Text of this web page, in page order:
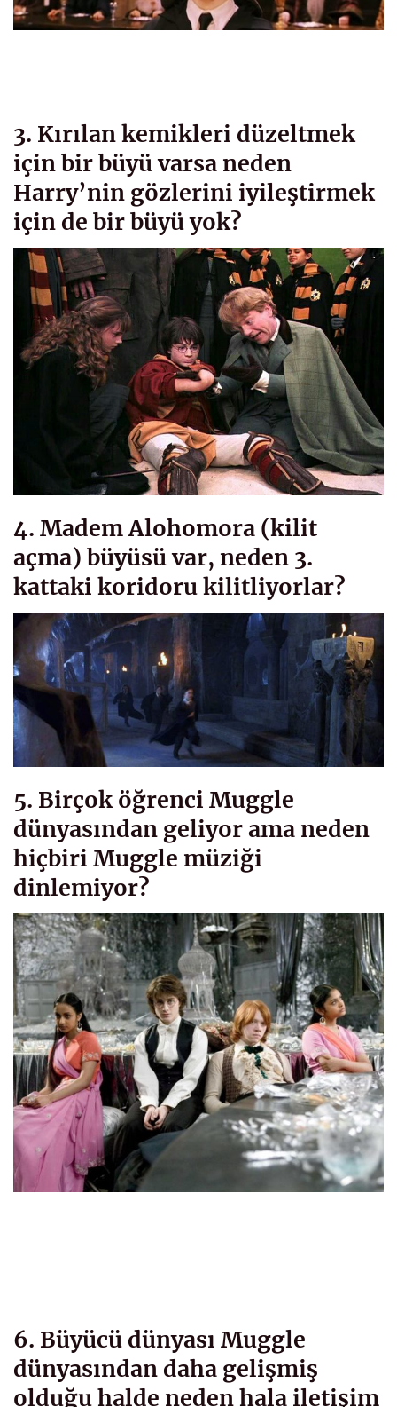
3. Kırılan kemikleri düzeltmek
için bir büyü varsa neden
Harry’nin gözlerini iyileştirmek
için de bir büyü yok?
4. Madem Alohomora (kilit
açma) büyüsü var, neden 3.
kattaki koridoru kilitliyorlar?
5. Birçok öğrenci Muggle
dünyasından geliyor ama neden
hiçbiri Muggle müziği
dinlemiyor?
6. Büyücü dünyası Muggle
dünyasından daha gelişmiş
olduğu halde neden hala iletişim